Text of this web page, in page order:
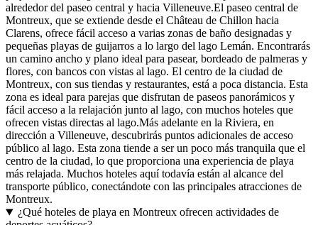
alrededor del paseo central y hacia Villeneuve.El paseo central de
Montreux, que se extiende desde el Château de Chillon hacia
Clarens, ofrece fácil acceso a varias zonas de baño designadas y
pequeñas playas de guijarros a lo largo del lago Lemán. Encontrarás
un camino ancho y plano ideal para pasear, bordeado de palmeras y
flores, con bancos con vistas al lago. El centro de la ciudad de
Montreux, con sus tiendas y restaurantes, está a poca distancia. Esta
zona es ideal para parejas que disfrutan de paseos panorámicos y
fácil acceso a la relajación junto al lago, con muchos hoteles que
ofrecen vistas directas al lago.Más adelante en la Riviera, en
dirección a Villeneuve, descubrirás puntos adicionales de acceso
público al lago. Esta zona tiende a ser un poco más tranquila que el
centro de la ciudad, lo que proporciona una experiencia de playa
más relajada. Muchos hoteles aquí todavía están al alcance del
transporte público, conectándote con las principales atracciones de
Montreux.
¿Qué hoteles de playa en Montreux ofrecen actividades de